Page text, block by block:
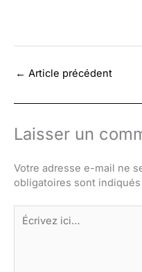
← Article précédent
Laisser un
Votre adresse e-mail ne
obligatoires sont
Écrivez
ici…